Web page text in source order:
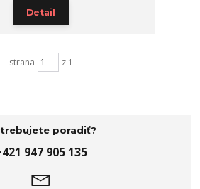
Detail
strana z 1
poradiť?
947 905 135